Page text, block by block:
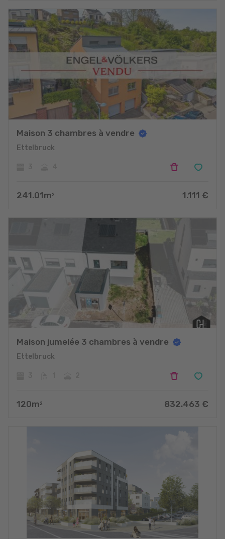
Maison 3 chambres à vendre
Ettelbruck
241.01m 2 1.111 €
Maison jumelée 3 chambres à vendre
Ettelbruck
120m 2 832.463 €